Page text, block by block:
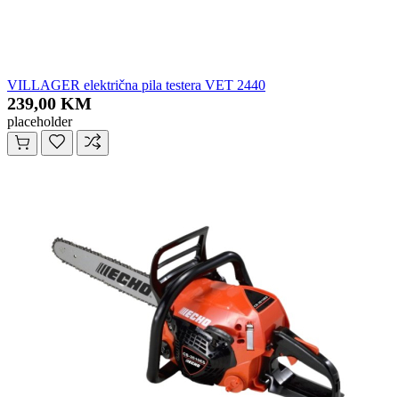
VILLAGER električna pila testera VET 2440
239,00 KM
placeholder